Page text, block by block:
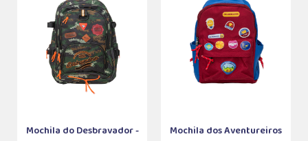
Mochila do Desbravador -
Mochila dos Aventureiros